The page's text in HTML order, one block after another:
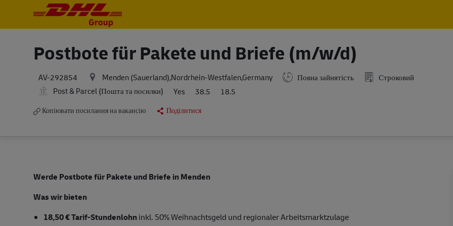
Postbote für Pakete und Briefe (m/w/d)
AV-292854 Menden (Sauerland),Nordrhein-Westfalen,Germany Повна зайнятість
Строковий
Post & Parcel (Пошта та посилки)
Yes 38.5 18.5
Копіювати посилання на вакансію Поділитися
Werde Postbote für Pakete und Briefe in Menden
Was wir bieten
18,50 € Tarif-Stundenlohninkl. 50% Weihnachtsgeld und regionaler Arbeitsmarktzulage